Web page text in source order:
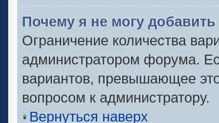
Почему я не могу
Ограничение количества
администратором форума.
вариантов, превышающее
вопросом к администратору.
Вернуться наверх